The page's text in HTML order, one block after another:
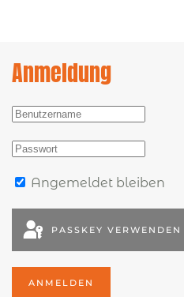
Anmeldung
Angemeldet bleiben
PASSKEY VERWENDEN
ANMELDEN